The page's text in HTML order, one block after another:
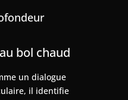
bol chaud
un dialogue
il identifie